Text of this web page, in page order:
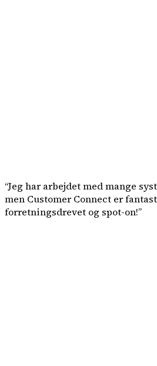
“Jeg har arbejdet med mange
men Customer Connect er
forretningsdrevet og spot-on!”